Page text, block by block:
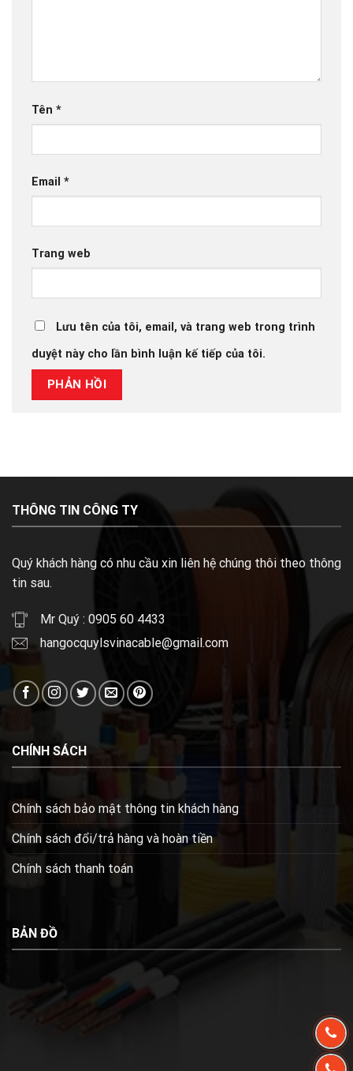
Tên *
Email *
Trang web
Lưu tên của tôi, email, và trang web trong trình
duyệt này cho lần bình luận kế tiếp của tôi.
THÔNG TIN CÔNG TY
Quý khách hàng có nhu cầu xin liên hệ chúng thôi theo thông
tin sau.
Mr Quý : 0905 60 4433
hangocquylsvinacable@gmail.com
CHÍNH SÁCH
Chính sách bảo mật thông tin khách hàng
Chính sách đổi/trả hàng và hoàn tiền
Chính sách thanh toán
BẢN ĐỒ